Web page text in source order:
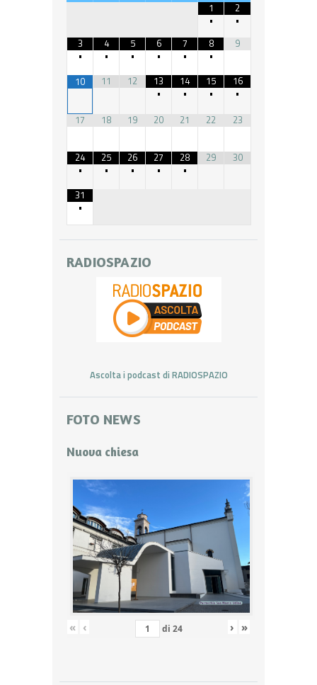
1
•
2
•
3
•
4
•
5
•
6
•
7
•
8
•
9
10 11 12
13
•
14
•
15
•
16
•
17
18 19 20 21 22 23
24
•
25
•
26
•
27
•
28
•
29 30
31
•
RADIOSPAZIO
Ascolta i podcast di RADIOSPAZIO
FOTO NEWS
Nuova chiesa
« ‹ di 24 › »